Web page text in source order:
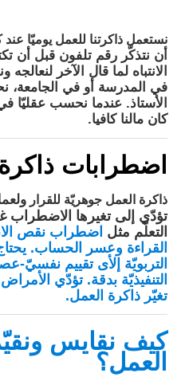
نستعمل ذاكرتنا للعمل يوميّا عند
أن نتذكّر رقم تلفون قبل أن
الانتباه لما قال الآخر
في المدرسة أو في الجامعة،
الأستاذ. عندما نحسب عقليّا
كان مالنا كافيا.
اضطرابات
ذاكرة العمل جوهريّة للقرار
تؤدّي إلى تغيرها الاضطراب
التعلّم مثل اضطراب نقص
القراءة وعسر الحساب.
التربويّة إلأىتقييم نفسيّ-
التنفيذيّة بدقة. تؤدّي
تغيّر ذاكرة العمل.
كيف نقايس
العمل؟